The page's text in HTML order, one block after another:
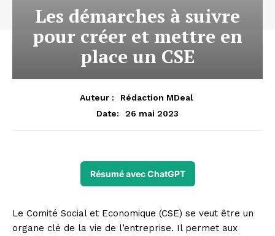
Les démarches à suivre
pour créer et mettre en
place un CSE
Auteur :
Rédaction MDeal
Date:
26 mai 2023
Résumé avec ChatGPT
Le Comité Social et Economique (CSE) se veut être un
organe clé de la vie de l’entreprise. Il permet aux